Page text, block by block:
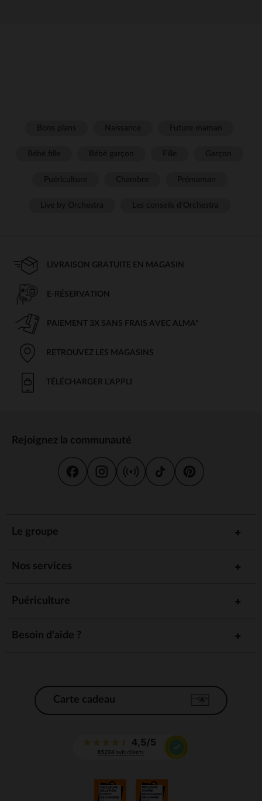
LIVRAISON GRATUITE EN MAGASIN
E-RÉSERVATION
PAIEMENT 3X SANS FRAIS AVEC ALMA*
RETROUVEZ LES MAGASINS
TÉLÉCHARGER L'APPLI
Rejoignez la communauté
Le groupe
Nos services
Puériculture
Besoin d'aide ?
Carte cadeau